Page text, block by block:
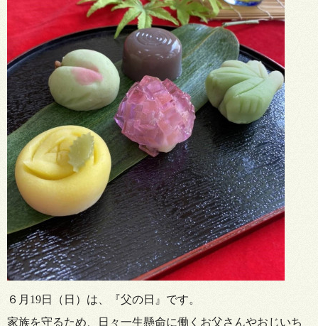
６月19日（日）は、『父の日』です。
家族を守るため、日々一生懸命に働くお父さんやおじいち